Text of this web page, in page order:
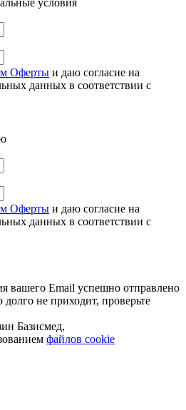
Оферты и даю согласие на
данных в соответствии с
Оферты и даю согласие на
данных в соответствии с
вашего Email успешно отправлено
не приходит, проверьте
Базисмед,
файлов cookie